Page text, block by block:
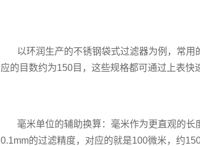
以环润生产的不锈钢袋式过滤器为例，常
应的目数约为150目，这些规格都可通过上
毫米单位的辅助换算：毫米作为更直观的
0.1mm的过滤精度，对应的就是100微米，约